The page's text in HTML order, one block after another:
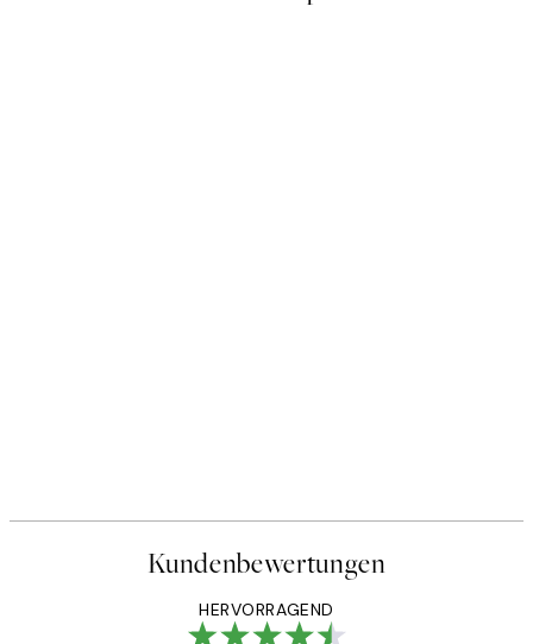
Kundenbewertungen
HERVORRAGEND